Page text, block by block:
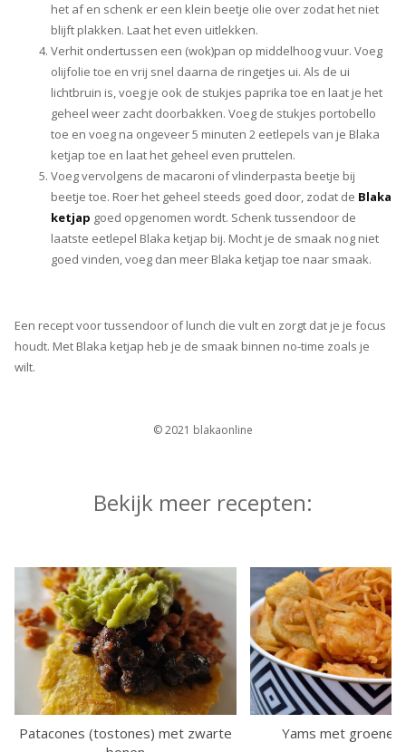
het af en schenk er een klein beetje olie over zodat het niet
blijft plakken. Laat het even uitlekken.
Verhit ondertussen een (wok)pan op middelhoog vuur. Voeg
olijfolie toe en vrij snel daarna de ringetjes ui. Als de ui
lichtbruin is, voeg je ook de stukjes paprika toe en laat je het
geheel weer zacht doorbakken. Voeg de stukjes portobello
toe en voeg na ongeveer 5 minuten 2 eetlepels van je Blaka
ketjap toe en laat het geheel even pruttelen.
Voeg vervolgens de macaroni of vlinderpasta beetje bij
beetje toe. Roer het geheel steeds goed door, zodat de Blaka
ketjap goed opgenomen wordt. Schenk tussendoor de
laatste eetlepel Blaka ketjap bij. Mocht je de smaak nog niet
goed vinden, voeg dan meer Blaka ketjap toe naar smaak.
Een recept voor tussendoor of lunch die vult en zorgt dat je je focus
houdt. Met Blaka ketjap heb je de smaak binnen no-time zoals je
wilt.
© 2021 blakaonline
Bekijk meer recepten:
Patacones (tostones) met zwarte
Yams met groene